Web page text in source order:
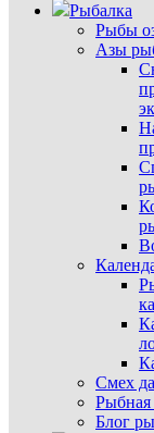
Рыбалка
Рыбы
Азы
Смех
Рыбная
Блог